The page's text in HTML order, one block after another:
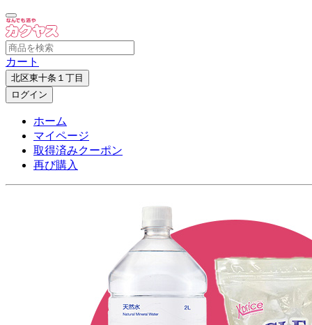
カート
北区東十条１丁目
ログイン
ホーム
マイページ
取得済みクーポン
再び購入